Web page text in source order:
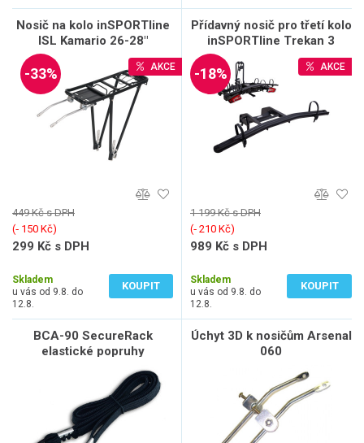
Nosič na kolo inSPORTline
ISL Kamario 26-28"
AKCE
-33%
449 Kč s DPH
(‐ 150 Kč)
299 Kč s DPH
Skladem
u vás od 9.8. do
12.8.
KOUPIT
Přídavný nosič pro třetí kolo
inSPORTline Trekan 3
AKCE
-18%
1 199 Kč s DPH
(‐ 210 Kč)
989 Kč s DPH
Skladem
u vás od 9.8. do
12.8.
KOUPIT
BCA-90 SecureRack
elastické popruhy
Úchyt 3D k nosičům Arsenal
060